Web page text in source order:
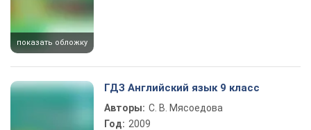
показать обложку
ГДЗ Английский язык 9 класс
Авторы: С. В. Мясоедова
Год: 2009